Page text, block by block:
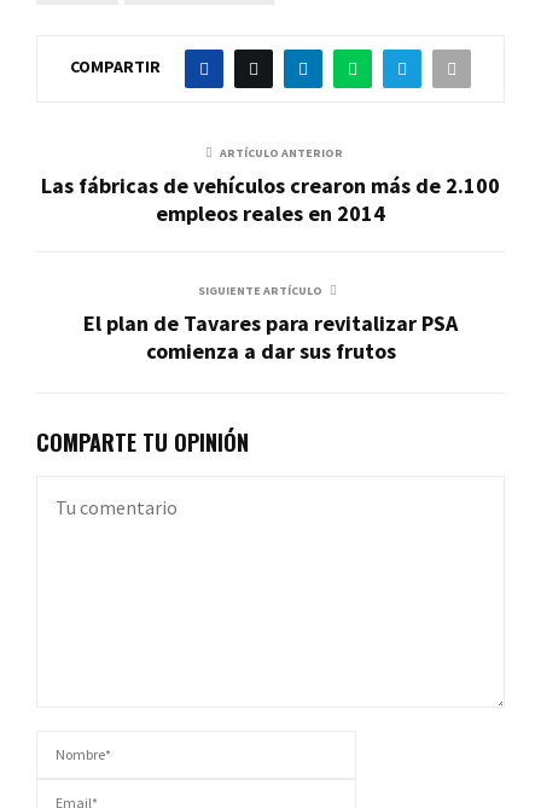
COMPARTIR
ARTÍCULO ANTERIOR
Las fábricas de vehículos crearon más de 2.100
empleos reales en 2014
SIGUIENTE ARTÍCULO
El plan de Tavares para revitalizar PSA
comienza a dar sus frutos
COMPARTE TU OPINIÓN